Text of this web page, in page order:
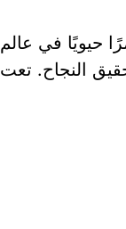
حيويًا في عالم